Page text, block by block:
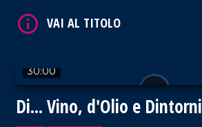
30:00
Di... Vino, d'Olio e Dintorni